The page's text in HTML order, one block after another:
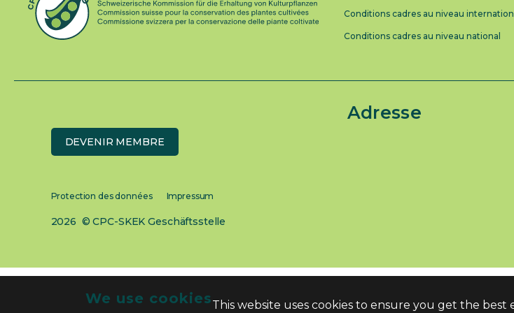
We use cookiesThis website uses cookies to ensure you get the best
Conditions cadres au niveau
Conditions cadres au niveau national
DEVENIR MEMBRE
Protection des données Impressum
2026 © CPC-SKEK Geschäftsstelle
Adresse